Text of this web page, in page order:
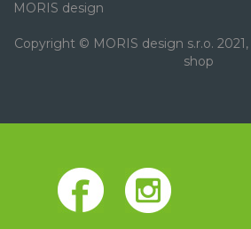
MORIS design
Copyright © MORIS design s.r.o.
shop